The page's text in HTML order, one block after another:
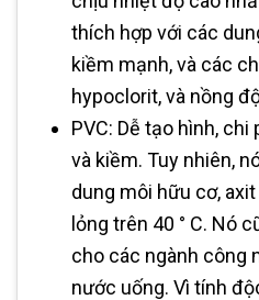
thích hợp với các
kiềm mạnh, và các
hypoclorit, và nồng
PVC: Dễ tạo hình,
và kiềm. Tuy nhiên,
dung môi hữu cơ,
lỏng trên 40 ° C. Nó
cho các ngành công
nước uống. Vì tính